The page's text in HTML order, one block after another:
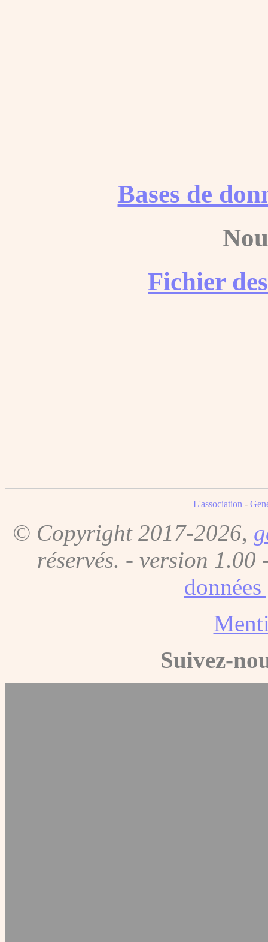
Bases de
Fichier
L'association -
© Copyright 2017-2026,
réservés. - version 1.00
Suivez-